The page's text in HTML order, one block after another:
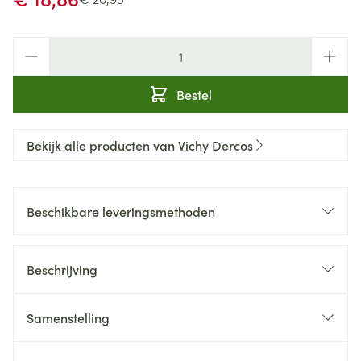
Bestel
Bekijk alle producten van Vichy Dercos
Beschikbare leveringsmethoden
Beschrijving
Samenstelling